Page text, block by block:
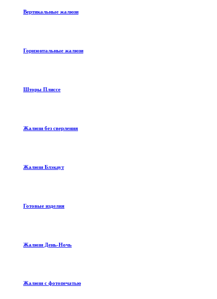
Вертикальные жалюзи
Горизонтальные жалюзи
Шторы Плиссе
Жалюзи без сверления
Жалюзи Блэкаут
Готовые изделия
Жалюзи День-Ночь
Жалюзи с фотопечатью